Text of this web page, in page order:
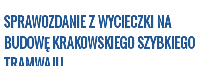
SPRAWOZDANIE Z WYCIECZKI NA
BUDOWĘ KRAKOWSKIEGO SZYBKIEGO